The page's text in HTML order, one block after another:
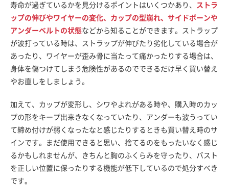
寿命が過ぎているかを見分けるポイントはいくつかあり、 ストラ
ップの伸びやワイヤーの変化、カップの型崩れ、サイドボーンや
アンダーベルトの状態などから知ることができます。ストラップ
が波打っている時は、ストラップが伸びたり劣化している場合が
あったり、ワイヤーが歪み骨に当たって痛かったりする場合は、
身体を傷つけてしまう危険性があるのでできるだけ早く買い替え
やお直しをしましょう。
加えて、カップが変形し、シワやよれがある時や、購入時のカッ
プの形をキープ出来きなくなっていたり、アンダーも波うってい
て締め付けが弱くなったなと感じたりするときも買い替え時のサ
インです。まだ使用できると思い、捨てるのをもったいなく感じ
るかもしれませんが、きちんと胸のふくらみを守ったり、バスト
を正しい位置に保ったりする機能が低下しているので処分すべき
です。